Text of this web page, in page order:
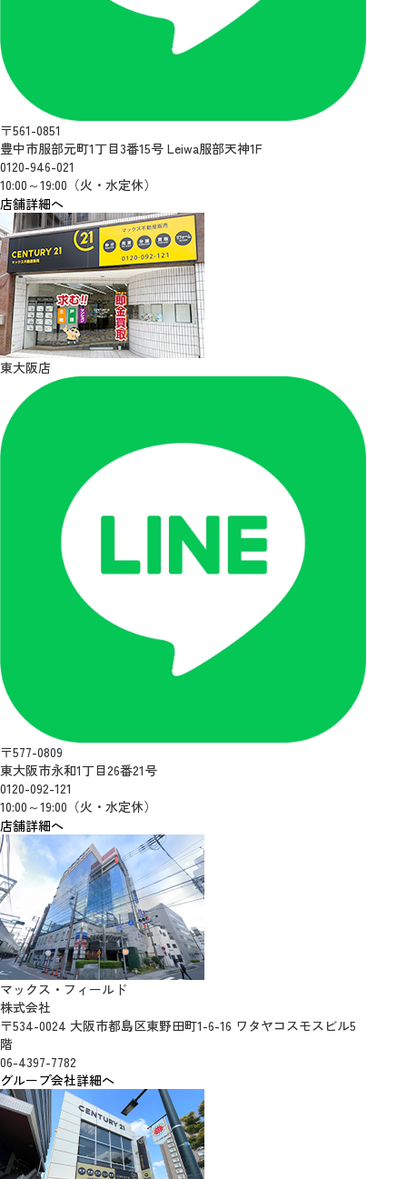
〒561-0851
豊中市服部元町1丁目3番15号 Leiwa服部天神1F
0120-946-021
10:00～19:00（火・水定休）
店舗詳細へ
東大阪店
〒577-0809
東大阪市永和1丁目26番21号
0120-092-121
10:00～19:00（火・水定休）
店舗詳細へ
マックス・フィールド
株式会社
〒534-0024 大阪市都島区東野田町1-6-16 ワタヤコスモスビル5
階
06-4397-7782
グループ会社詳細へ